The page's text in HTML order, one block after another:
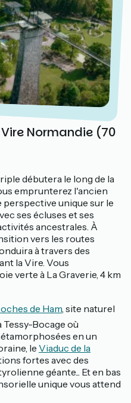
Vire Normandie (70
débutera le long de la
emprunterez l'ancien
perspective unique sur le
ses écluses et ses
ancestrales. À
vers les routes
à travers des
la Vire. Vous
verte à La Graverie, 4 km
de Ham, site naturel
Tessy-Bocage où
en un
le Viaduc de la
fortes avec des
géante... Et en bas
unique vous attend